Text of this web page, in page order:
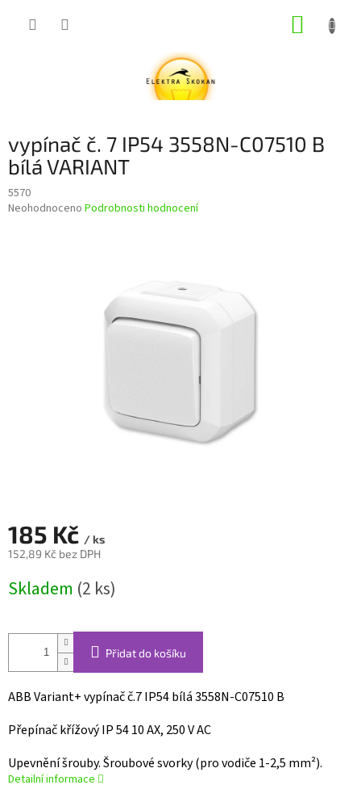
vypínač č. 7 IP54 3558N-C07510 B
bílá VARIANT
5570
Průměrné
Neohodnoceno Podrobnosti hodnocení
185 Kč / ks
152,89 Kč bez DPH
cena:
Skladem (2 ks)
Přidat do košíku
ABB Variant+ vypínač č.7 IP54 bílá 3558N-C07510 B
Přepínač křížový IP 5410 AX, 250 V AC
Upevnění šrouby. Šroubové svorky (pro vodiče 1-2,5 mm²).
Detailní informace